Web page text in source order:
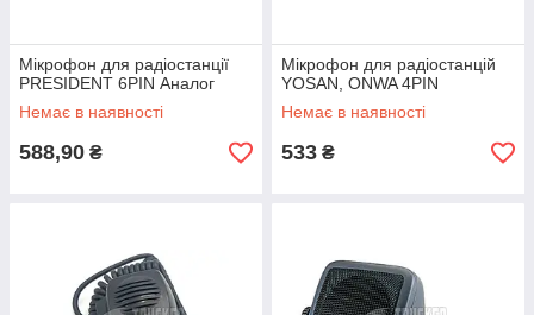
Мікрофон для радіостанції
PRESIDENT 6PIN Аналог
Немає в наявності
588,90 ₴
Мікрофон для радіостанцій
YOSAN, ONWA 4PIN
Немає в наявності
533 ₴